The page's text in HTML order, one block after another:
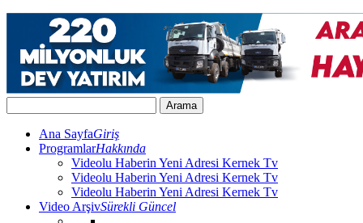
Ana SayfaGiriş
ProgramlarHakkında
Videolu Haberin Yeni Adresi Kernek Tv
Videolu Haberin Yeni Adresi Kernek Tv
Videolu Haberin Yeni Adresi Kernek Tv
Video ArşivSürekli Güncel